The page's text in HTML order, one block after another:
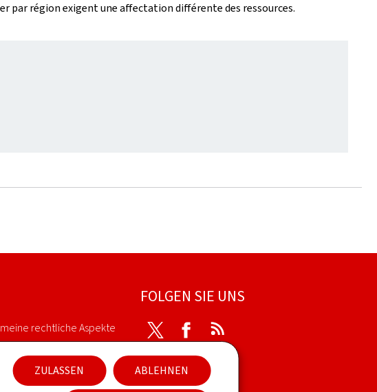
ZULASSEN ABLEHNEN
par région exigent une affectation différente des ressources.
rechtliche Aspekte
FOLGEN SIE UNS
Twitter Facebook